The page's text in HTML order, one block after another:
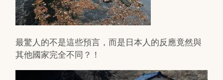
最驚人的不是這些預言，而是日本人的反應竟然與
其他國家完全不同？！